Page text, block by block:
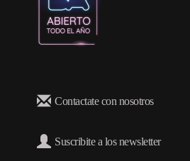
Contactate con nosotros
Suscribite a los newsletter